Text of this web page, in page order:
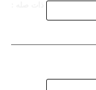
هاشتاق ذات صله :
لكافة المهددات